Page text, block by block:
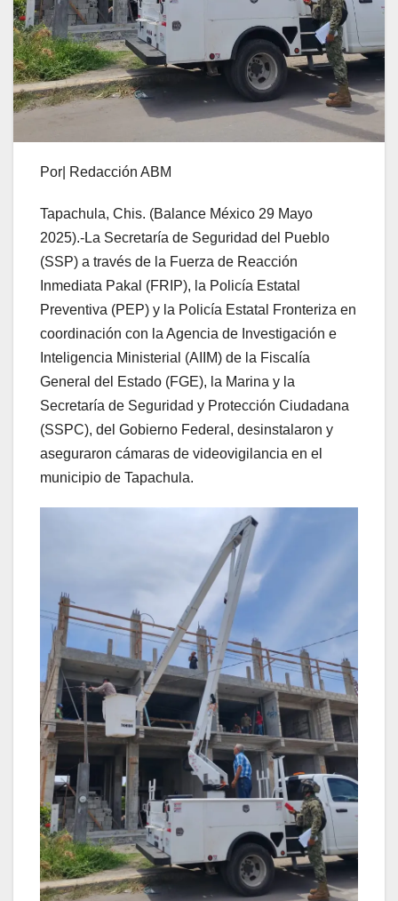
Por| Redacción ABM
Tapachula, Chis. (Balance México 29 Mayo
2025).-La Secretaría de Seguridad del Pueblo
(SSP) a través de la Fuerza de Reacción
Inmediata Pakal (FRIP), la Policía Estatal
Preventiva (PEP) y la Policía Estatal Fronteriza en
coordinación con la Agencia de Investigación e
Inteligencia Ministerial (AIIM) de la Fiscalía
General del Estado (FGE), la Marina y la
Secretaría de Seguridad y Protección Ciudadana
(SSPC), del Gobierno Federal, desinstalaron y
aseguraron cámaras de videovigilancia en el
municipio de Tapachula.